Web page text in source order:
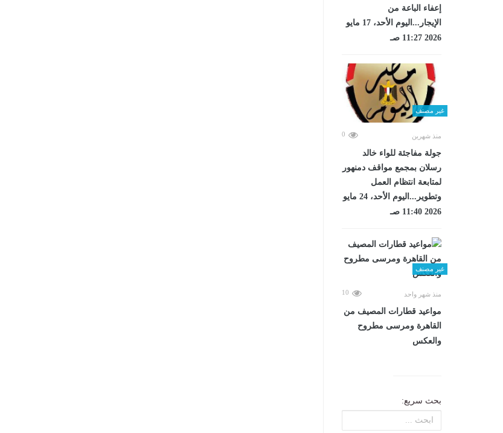
إعفاء الباعة من
الإيجار...اليوم الأحد، 17 مايو
2026 11:27 صـ
غير مصنف
منذ شهرين 0
جولة مفاجئة للواء خالد
رسلان بمجمع مواقف دمنهور
لمتابعة انتظام العمل
وتطوير...اليوم الأحد، 24 مايو
2026 11:40 صـ
غير مصنف
منذ شهر واحد 10
مواعيد قطارات المصيف من
القاهرة ومرسى مطروح
والعكس
بحث سريع: